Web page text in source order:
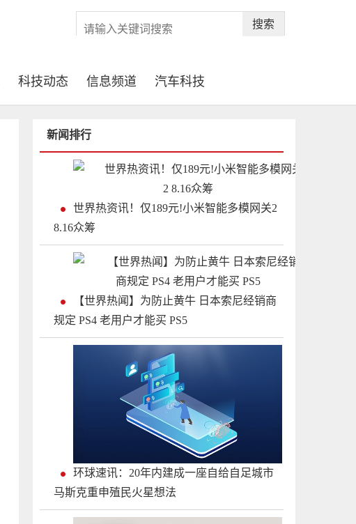
搜索
科技动态 信息频道 汽车科技
新闻排行
世界热资讯！仅189元!小米智能多模网关2
8.16众筹
【世界热闻】为防止黄牛 日本索尼经销商
规定 PS4 老用户才能买 PS5
环球速讯：20年内建成一座自给自足城市
马斯克重申殖民火星想法